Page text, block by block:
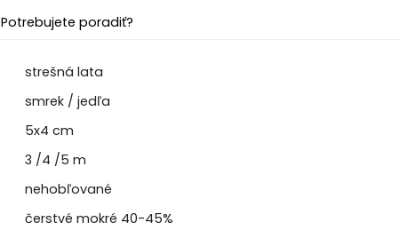
Potrebujete poradiť?
strešná lata
smrek / jedľa
5x4 cm
3 /4 /5 m
nehobľované
čerstvé mokré 40-45%